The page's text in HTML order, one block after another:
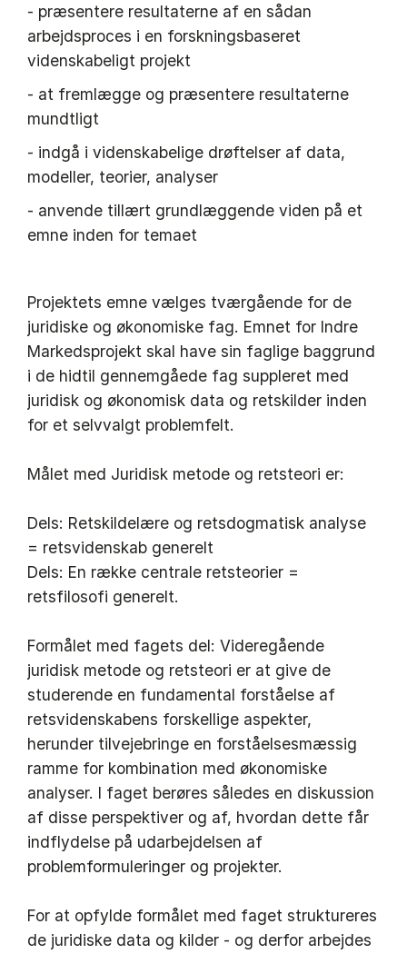
- præsentere resultaterne af en sådan
arbejdsproces i en forskningsbaseret
videnskabeligt projekt
- at fremlægge og præsentere resultaterne
mundtligt
- indgå i videnskabelige drøftelser af data,
modeller, teorier, analyser
- anvende tillært grundlæggende viden på et
emne inden for temaet
Projektets emne vælges tværgående for de
juridiske og økonomiske fag. Emnet for Indre
Markedsprojekt skal have sin faglige baggrund
i de hidtil gennemgåede fag suppleret med
juridisk og økonomisk data og retskilder inden
for et selvvalgt problemfelt.
Målet med Juridisk metode og retsteori er:
Dels: Retskildelære og retsdogmatisk analyse
= retsvidenskab generelt
Dels: En række centrale retsteorier =
retsfilosofi generelt.
Formålet med fagets del: Videregående
juridisk metode og retsteori er at give de
studerende en fundamental forståelse af
retsvidenskabens forskellige aspekter,
herunder tilvejebringe en forståelsesmæssig
ramme for kombination med økonomiske
analyser. I faget berøres således en diskussion
af disse perspektiver og af, hvordan dette får
indflydelse på udarbejdelsen af
problemformuleringer og projekter.
For at opfylde formålet med faget struktureres
de juridiske data og kilder - og derfor arbejdes